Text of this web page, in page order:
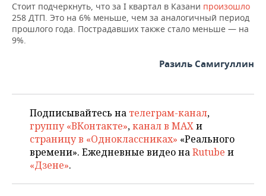
Стоит подчеркнуть, что за I квартал в Казани произошло
258 ДТП. Это на 6% меньше, чем за аналогичный период
прошлого года. Пострадавших также стало меньше — на
9%.
Разиль Самигуллин
Подписывайтесь на телеграм-канал,
группу «ВКонтакте»,канал в MAXи
страницу в «Одноклассниках» «Реального
времени». Ежедневные видео наRutube и
«Дзене».